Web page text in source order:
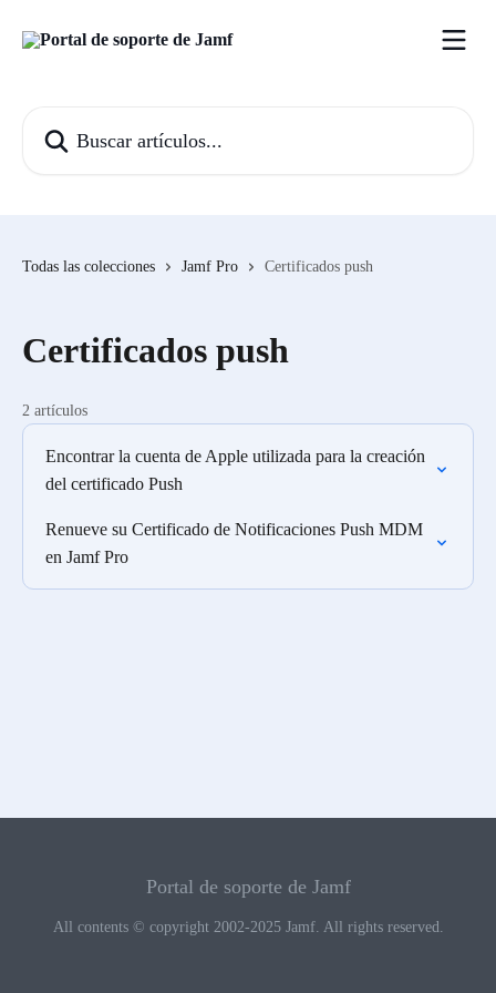
Todas las colecciones Jamf Pro Certificados push
Certificados push
2 artículos
Encontrar la cuenta de Apple utilizada para la creación
del certificado Push
Renueve su Certificado de Notificaciones Push MDM
en Jamf Pro
Portal de soporte de Jamf
All contents © copyright 2002-2025 Jamf. All rights reserved.